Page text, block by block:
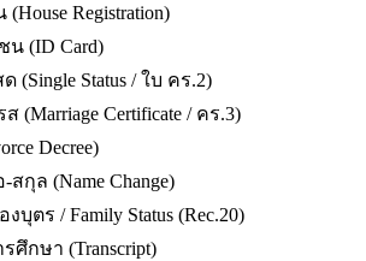
Registration)
(ID Card)
(Single Status / ใบ คร.2)
(Marriage Certificate / คร.3)
Decree)
กุล (Name Change)
บุตร / Family Status (Rec.20)
ศึกษา (Transcript)